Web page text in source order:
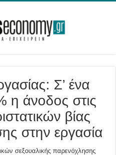
Σ’ ένα
η άνοδος στις
βίας
στην εργασία
σεξουαλικής παρενόχλησης